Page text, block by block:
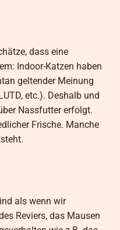
dass eine
Indoor-Katzen haben
geltender Meinung
etc.). Deshalb und
Nassfutter erfolgt.
Frische. Manche
als wenn wir
Reviers, das Mausen